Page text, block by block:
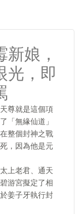
娘，
光，即
尊就是這個項
「無緣仙道」
整個封神之戰
，因為他是元
上老君、通天
游宮擬定了相
姜子牙執行封